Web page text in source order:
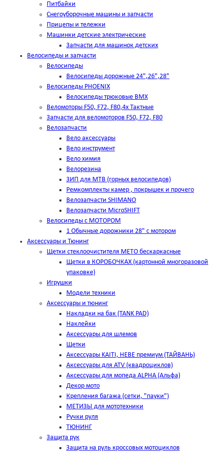
Питбайки
Снегоуборочные машины и запчасти
Прицепы и тележки
Машинки детские электрические
Запчасти для машинок детских
Велосипеды и запчасти
Велосипеды
Велосипеды дорожные 24",26",28"
Велосипеды PHOENIX
Велосипеды трюковые BMX
Веломоторы F50, F72, F80,4х Тактные
Запчасти для веломоторов F50, F72, F80
Велозапчасти
Вело аксессуары
Вело инструмент
Вело химия
Велорезина
ЗИП для MTB (горных велосипедов)
Ремкомплекты камер , покрышек и прочего
Велозапчасти SHIMANO
Велозапчасти MicroSHIFT
Велосипеды с МОТОРОМ
1 Обычные дорожники 28" с мотором
Аксессуары и Тюнинг
Щетки стеклоочистителя METO бескаркасные
Щетки в КОРОБОЧКАХ (картонной многоразовой
упаковке)
Игрушки
Модели техники
Аксессуары и тюнинг
Накладки на бак (TANK PAD)
Наклейки
Аксессуары для шлемов
Щетки
Аксессуары KAITI, HEBE премиум (ТАЙВАНЬ)
Аксессуары для ATV (квадроциклов)
Аксессуары для мопеда ALPHA (Альфа)
Декор мото
Крепления багажа (сетки, "пауки")
МЕТИЗЫ для мототехники
Ручки руля
ТЮНИНГ
Защита рук
Защита на руль кроссовых мотоциклов